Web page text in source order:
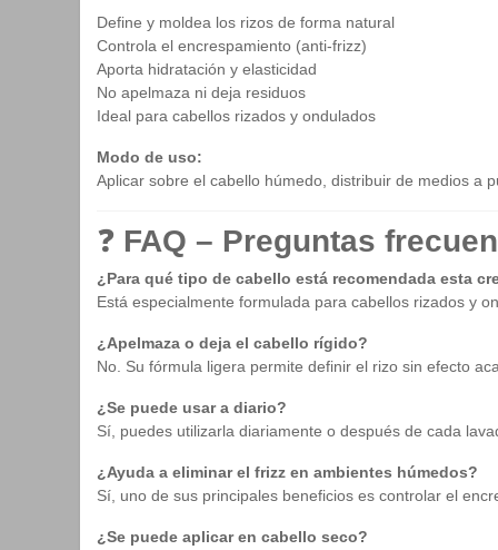
Define y moldea los rizos de forma natural
Controla el encrespamiento (anti-frizz)
Aporta hidratación y elasticidad
No apelmaza ni deja residuos
Ideal para cabellos rizados y ondulados
Modo de uso:
Aplicar sobre el cabello húmedo, distribuir de medios a
❓ FAQ – Preguntas
¿Para qué tipo de cabello está recomendada esta
Está especialmente formulada para cabellos rizados y
¿Apelmaza o deja el cabello rígido?
No. Su fórmula ligera permite definir el rizo sin efecto
¿Se puede usar a diario?
Sí, puedes utilizarla diariamente o después de cada
¿Ayuda a eliminar el frizz en ambientes húmedos?
Sí, uno de sus principales beneficios es controlar el
¿Se puede aplicar en cabello seco?